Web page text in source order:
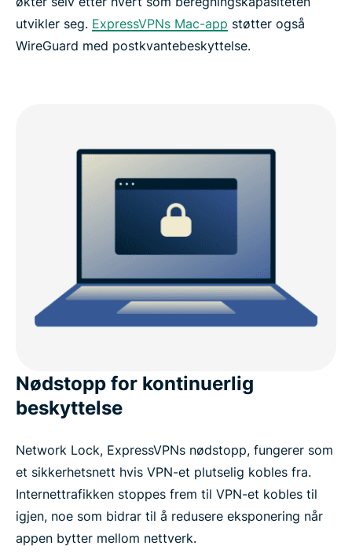
utvikler seg. ExpressVPNs Mac-app støtter også
WireGuard med postkvantebeskyttelse.
Nødstopp for kontinuerlig
beskyttelse
Network Lock, ExpressVPNs nødstopp, fungerer som
et sikkerhetsnett hvis VPN-et plutselig kobles fra.
Internettrafikken stoppes frem til VPN-et kobles til
igjen, noe som bidrar til å redusere eksponering når
appen bytter mellom nettverk.